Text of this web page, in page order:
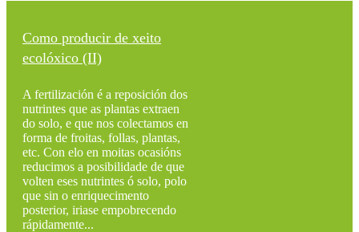
Como producir de xeito
ecolóxico (II)
A fertilización é a reposición dos
nutrintes que as plantas extraen
do solo, e que nos colectamos en
forma de froitas, follas, plantas,
etc. Con elo en moitas ocasións
reducimos a posibilidade de que
volten eses nutrintes ó solo, polo
que sin o enriquecimento
posterior, iriase empobrecendo
rápidamente...